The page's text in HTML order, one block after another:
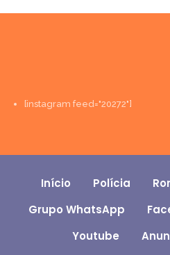
[instagram feed="20272"]
Início Polícia
Grupo WhatsApp
Youtube